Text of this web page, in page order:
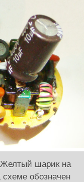
Желтый шарик на
обозначен